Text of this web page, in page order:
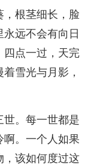
，根茎细长，脸
远不会有向日
四点一过，天完
雪光与月影，
世。每一世都是
啊。一个人如果
，该如何度过这